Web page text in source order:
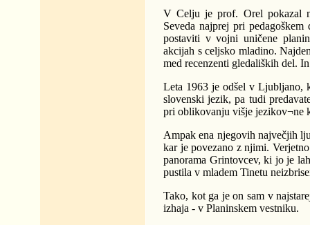
V Celju je prof. Orel pokazal
Seveda najprej pri
postaviti v vojni uničene
akcijah s celjsko mladino.
med recenzenti gledaliških del.
Leta 1963 je odšel v Ljubljano,
slovenski jezik, pa tudi
pri oblikovanju višje jezikov¬ne
Ampak ena njegovih največjih
kar je povezano z njimi.
panorama Grintovcev, ki jo je
pustila v mladem Tinetu
Tako, kot ga je on sam v
izhaja - v Planinskem vestniku.